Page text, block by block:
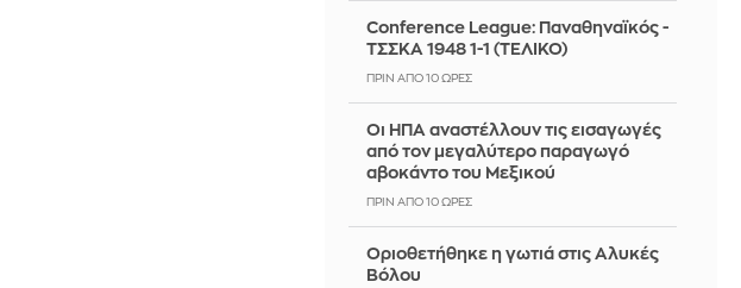
Conference League: Παναθηναϊκός -
ΤΣΣΚΑ 1948 1-1 (ΤΕΛΙΚΟ)
ΠΡΙΝ ΑΠΌ 10 ΏΡΕΣ
Οι ΗΠΑ αναστέλλουν τις εισαγωγές
από τον μεγαλύτερο παραγωγό
αβοκάντο του Μεξικού
ΠΡΙΝ ΑΠΌ 10 ΏΡΕΣ
Οριοθετήθηκε η γωτιά στις Αλυκές
Βόλου